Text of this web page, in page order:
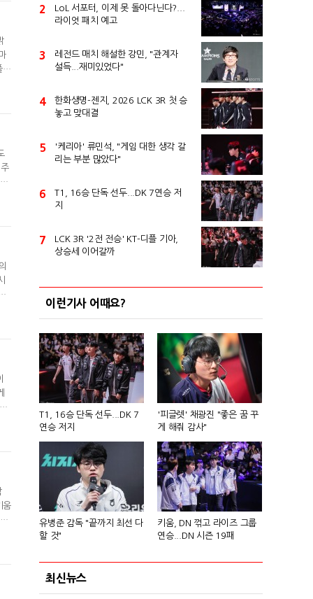
릴
움
2
LoL 서포터, 이제 못 돌아다닌다?...
라이엇 패치 예고
3
레전드 매치 해설한 강민, "관계자
설득...재미있었다"
4
한화생명-젠지, 2026 LCK 3R 첫 승
놓고 맞대결
5
'케리아' 류민석, "게임 대한 생각 갈
리는 부분 많았다"
6
T1, 16승 단독 선두...DK 7연승 저
지
7
LCK 3R '2전 전승' KT-디플 기아,
상승세 이어갈까
이런기사 어때요?
T1, 16승 단독 선두...DK 7
연승 저지
'피글렛' 채광진 "좋은 꿈 꾸
게 해줘 감사"
유병준 감독 "끝까지 최선 다
할 것"
키움, DN 꺾고 라이즈 그룹
연승...DN 시즌 19패
최신뉴스